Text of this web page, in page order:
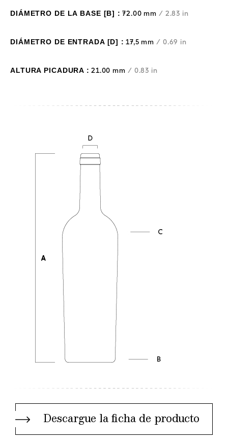
DIÁMETRO DE LA BASE [B] : 72.00 mm / 2.83 in
DIÁMETRO DE ENTRADA [D] : 17,5 mm / 0.69 in
ALTURA PICADURA : 21.00 mm / 0.83 in
Descargue la ficha de producto